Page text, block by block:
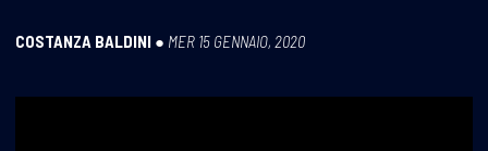
COSTANZA BALDINI ● MER 15 GENNAIO, 2020